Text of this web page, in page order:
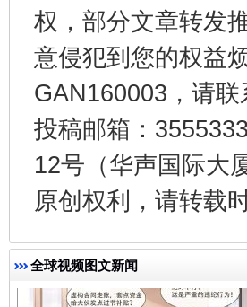
权，部分文章转发
意侵犯到您的权益
GAN160003，请
投稿邮箱：
12号（华声国际大
原创权利，请转载
全球视频图文新闻